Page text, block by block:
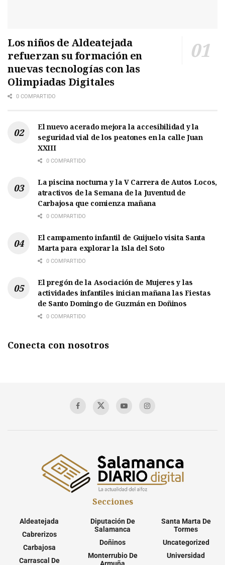
Los niños de Aldeatejada
refuerzan su formación en
nuevas tecnologías con las
Olimpiadas Digitales
0 COMPARTIDO
El nuevo acerado mejora la accesibilidad y la
seguridad vial de los peatones en la calle Juan
XXIII
0 COMPARTIDO
La piscina nocturna y la V Carrera de Autos Locos,
atractivos de la Semana de la Juventud de
Carbajosa que comienza mañana
0 COMPARTIDO
El campamento infantil de Guijuelo visita Santa
Marta para explorar la Isla del Soto
0 COMPARTIDO
El pregón de la Asociación de Mujeres y las
actividades infantiles inician mañana las Fiestas
de Santo Domingo de Guzmán en Doñinos
0 COMPARTIDO
Conecta con nosotros
Secciones
Aldeatejada
Cabrerizos
Carbajosa
Carrascal De
Diputación De
Salamanca
Doñinos
Monterrubio De
Santa Marta De
Tormes
Uncategorized
Universidad